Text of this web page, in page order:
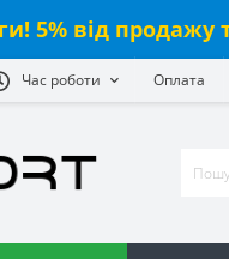
5% від продажу
Час роботи Оплата